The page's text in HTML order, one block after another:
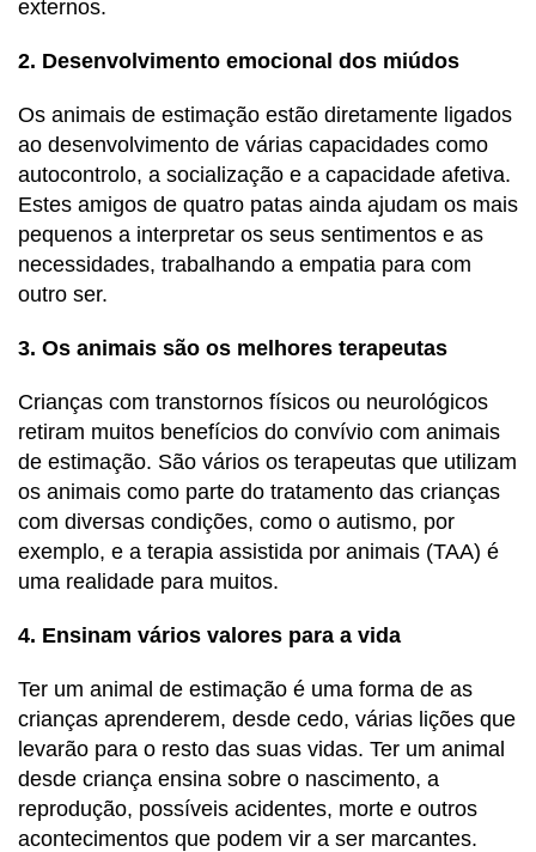
externos.
2. Desenvolvimento emocional dos miúdos
Os animais de estimação estão diretamente ligados
ao desenvolvimento de várias capacidades como
autocontrolo, a socialização e a capacidade afetiva.
Estes amigos de quatro patas ainda ajudam os mais
pequenos a interpretar os seus sentimentos e as
necessidades, trabalhando a empatia para com
outro ser.
3. Os animais são os melhores terapeutas
Crianças com transtornos físicos ou neurológicos
retiram muitos benefícios do convívio com animais
de estimação. São vários os terapeutas que utilizam
os animais como parte do tratamento das crianças
com diversas condições, como o autismo, por
exemplo, e a terapia assistida por animais (TAA) é
uma realidade para muitos.
4. Ensinam vários valores para a vida
Ter um animal de estimação é uma forma de as
crianças aprenderem, desde cedo, várias lições que
levarão para o resto das suas vidas. Ter um animal
desde criança ensina sobre o nascimento, a
reprodução, possíveis acidentes, morte e outros
acontecimentos que podem vir a ser marcantes.